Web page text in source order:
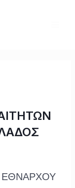
ΕΘΝΑΡΧΟΥ